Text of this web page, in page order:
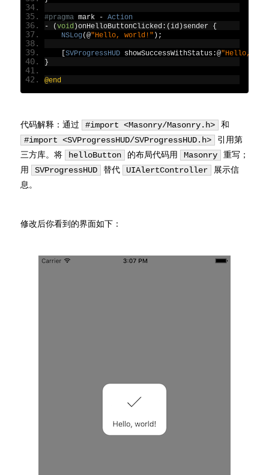
#pragma mark - Action
-
(void )onHelloButtonClicked :(id )sender {
NSLog(@"Hello, world!" );
[SVProgressHUD showSuccessWithStatus:@"Hello,
}
@end
代码解释：通过 #import <Masonry/Masonry.h>
和
#import <SVProgressHUD/SVProgressHUD.h>
引用第
三方库。将
helloButton 的布局代码用 Masonry
重写；
用
SVProgressHUD 替代 UIAlertController
展示信
息。
修改后你看到的界面如下：